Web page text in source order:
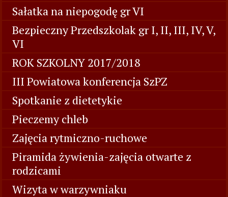
Sałatka na niepogodę gr VI
Bezpieczny Przedszkolak gr I, II, III, IV, V,
VI
ROK SZKOLNY 2017/2018
III Powiatowa konferencja SzPZ
Spotkanie z dietetykie
Pieczemy chleb
Zajęcia rytmiczno-ruchowe
Piramida żywienia-zajęcia otwarte z
rodzicami
Wizyta w warzywniaku